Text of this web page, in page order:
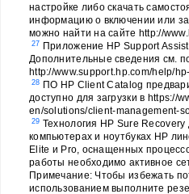
настройке либо скачать
информацию о включении или
можно найти на сайте http://
27 Приложение HP Support
Дополнительные сведения см.
http://www.support.hp.com/help/
28 ПО HP Client Catalog
доступно для загрузки в https://
en/solutions/client-management-
29 Технология HP Sure
компьютерах и ноутбуках HP
Elite и Pro, оснащенных
работы необходимо активное
Примечание: Чтобы избежать
использованием выполните